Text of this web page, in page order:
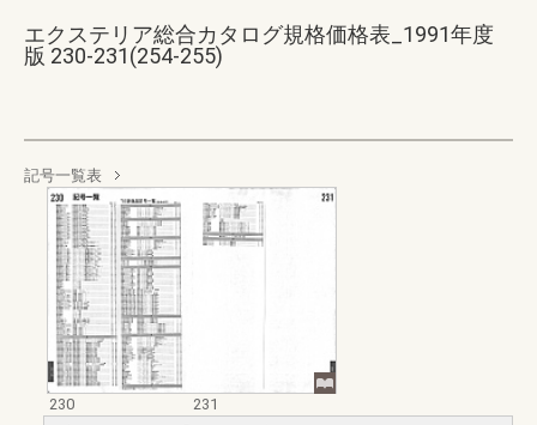
エクステリア総合カタログ規格価格表_1991年度
版 230-231(254-255)
記号一覧表
230
231